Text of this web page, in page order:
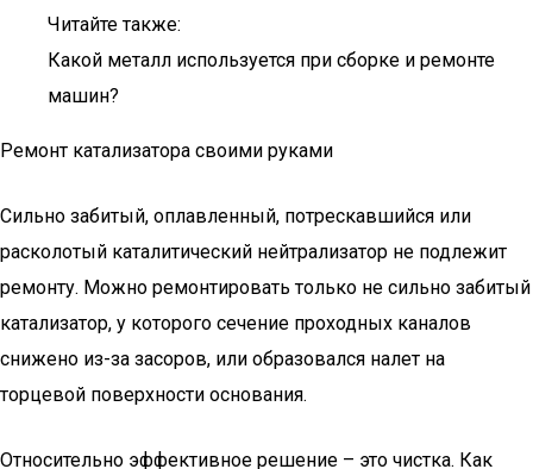
Читайте также:
Какой металл используется при сборке и ремонте
машин?
Ремонт катализатора своими руками
Сильно забитый, оплавленный, потрескавшийся или
расколотый каталитический нейтрализатор не подлежит
ремонту. Можно ремонтировать только не сильно забитый
катализатор, у которого сечение проходных каналов
снижено из-за засоров, или образовался налет на
торцевой поверхности основания.
Относительно эффективное решение – это чистка. Как